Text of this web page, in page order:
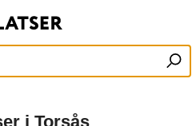
i Torsås